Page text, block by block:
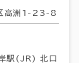
高洲1-23-8
駅(JR) 北口